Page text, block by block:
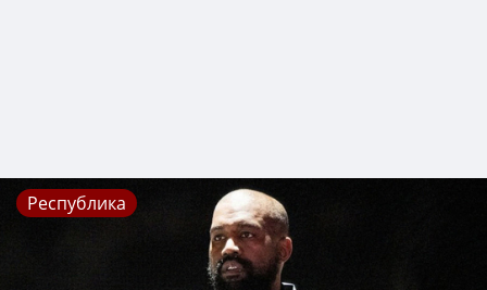
Республика